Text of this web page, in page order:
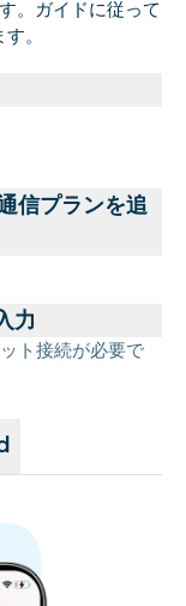
。ガイドに従って
。
信プランを追
力
ト接続が必要で